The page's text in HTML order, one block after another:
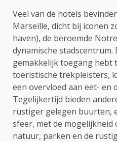
Veel van de hotels
Marseille, dicht bij iconen
haven), de beroemde
dynamische
gemakkelijk toegang hebt
toeristische trekpleisters,
een overvloed aan eet- en
Tegelijkertijd bieden
rustiger gelegen buurten,
sfeer, met de mogelijkheid
natuur, parken en de